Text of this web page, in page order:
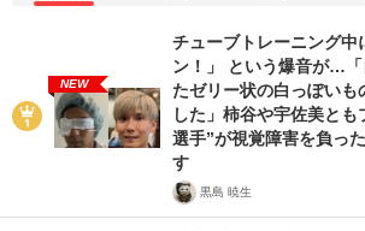
NEW
チューブトレーニング中
ン！」 という爆音が…「
たゼリー状の白っぽいも
した」柿谷や宇佐美と
選手”が視覚障害を負っ
す
黒島 暁生